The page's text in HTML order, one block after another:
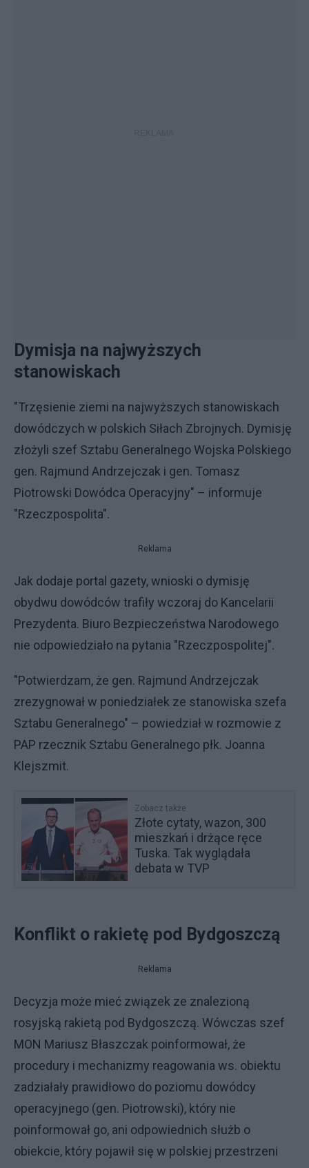
Dymisja na najwyższych
stanowiskach
"Trzęsienie ziemi na najwyższych stanowiskach
dowódczych w polskich Siłach Zbrojnych. Dymisję
złożyli szef Sztabu Generalnego Wojska Polskiego
gen. Rajmund Andrzejczak i gen. Tomasz
Piotrowski Dowódca Operacyjny" – informuje
"Rzeczpospolita".
Reklama
Jak dodaje portal gazety, wnioski o dymisję
obydwu dowódców trafiły wczoraj do Kancelarii
Prezydenta. Biuro Bezpieczeństwa Narodowego
nie odpowiedziało na pytania "Rzeczpospolitej".
"Potwierdzam, że gen. Rajmund Andrzejczak
zrezygnował w poniedziałek ze stanowiska szefa
Sztabu Generalnego" – powiedział w rozmowie z
PAP rzecznik Sztabu Generalnego płk. Joanna
Klejszmit.
Zobacz także
Złote cytaty, wazon, 300
mieszkań i drżące ręce
Tuska. Tak wyglądała
debata w TVP
Konflikt o rakietę pod Bydgoszczą
Reklama
Decyzja może mieć związek ze znalezioną
rosyjską rakietą pod Bydgoszczą. Wówczas szef
MON Mariusz Błaszczak poinformował, że
procedury i mechanizmy reagowania ws. obiektu
zadziałały prawidłowo do poziomu dowódcy
operacyjnego (gen. Piotrowski), który nie
poinformował go, ani odpowiednich służb o
obiekcie, który pojawił się w polskiej przestrzeni